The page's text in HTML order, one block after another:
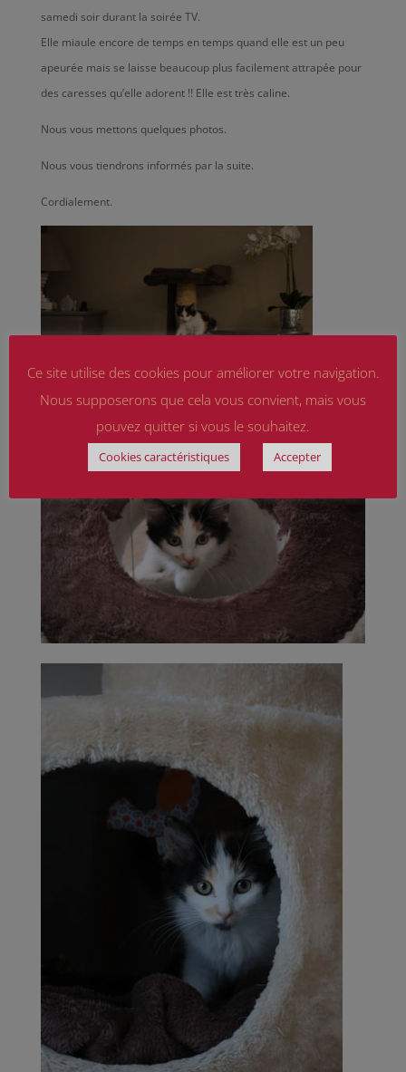
samedi soir durant la soirée TV.
Elle miaule encore de temps en temps quand elle est un peu
apeurée mais se laisse beaucoup plus facilement attrapée pour
des caresses qu’elle adorent !! Elle est très caline.
Nous vous mettons quelques photos.
Nous vous tiendrons informés par la suite.
Cordialement.
Ce site utilise des cookies pour améliorer votre navigation.
Nous supposerons que cela vous convient, mais vous
pouvez quitter si vous le souhaitez.
Cookies caractéristiques Accepter